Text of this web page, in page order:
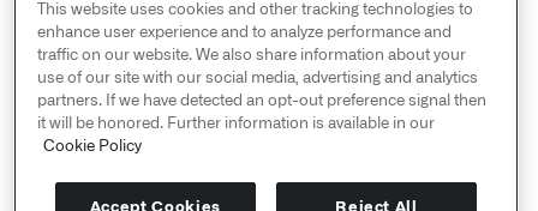
© 2026 Palantir Technologies Inc. All rights
reserved.
Cookies Statement ↗
Privacy Statement ↗
Terms of Use ↗
Do Not Sell or Share My Personal Information
This website uses cookies and other tracking technologies to
enhance user experience and to analyze performance and
traffic on our website. We also share information about your
use of our site with our social media, advertising and analytics
partners. If we have detected an opt-out preference signal then
it will be honored. Further information is available in our
Cookie Policy